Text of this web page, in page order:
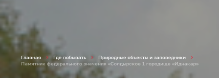
Главная Где побывать
Природные объекты и заповедники
Памятник федерального значения «Солдырское 1 городище «Иднакар»